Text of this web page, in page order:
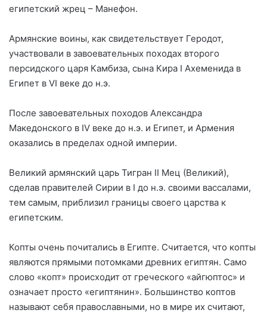
египетский жрец – Манефон.
Армянские воины, как свидетельствует Геродот,
участвовали в завоевательных походах второго
персидского царя Камбиза, сына Кира I Ахеменида в
Египет в VI веке до н.э.
После завоевательных походов Александра
Македонского в IV веке до н.э. и Египет, и Армения
оказались в пределах одной империи.
Великий армянский царь Тигран II Мец (Великий),
сделав правителей Сирии в I до н.э. своими вассалами,
тем самым, приблизил границы своего царства к
египетским.
Копты очень почитались в Египте. Считается, что копты
являются прямыми потомками древних египтян. Само
слово «копт» происходит от греческого «айгюптос» и
означает просто «египтянин». Большинство коптов
называют себя православными, но в мире их считают,